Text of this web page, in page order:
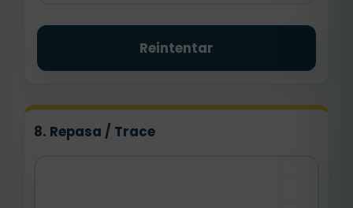
Reintentar
8. Repasa / Trace